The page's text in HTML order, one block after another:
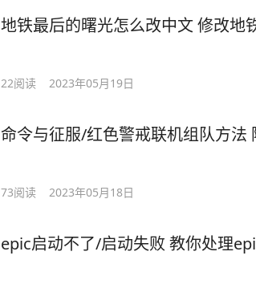
地铁最后的曙光怎么改中文 修改地
22阅读 2023年05月19日
命令与征服/红色警戒联机组队方法
73阅读 2023年05月18日
epic启动不了/启动失败 教你处理